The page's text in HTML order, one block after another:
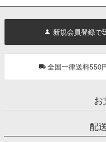
新規会員登録で
全国一律送料550
お
配